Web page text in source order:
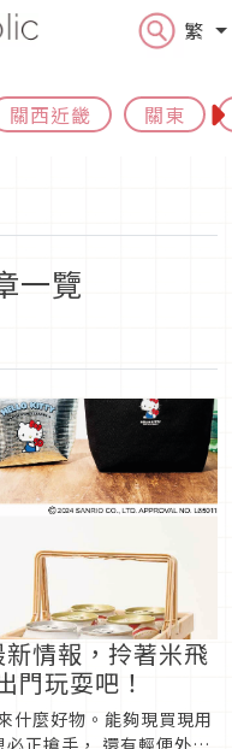
繁
關西近畿 關東
一覽
情報，拎著米飛
門玩耍吧！
什麼好物。能夠現買現用
正搶手， 還有輕便外出